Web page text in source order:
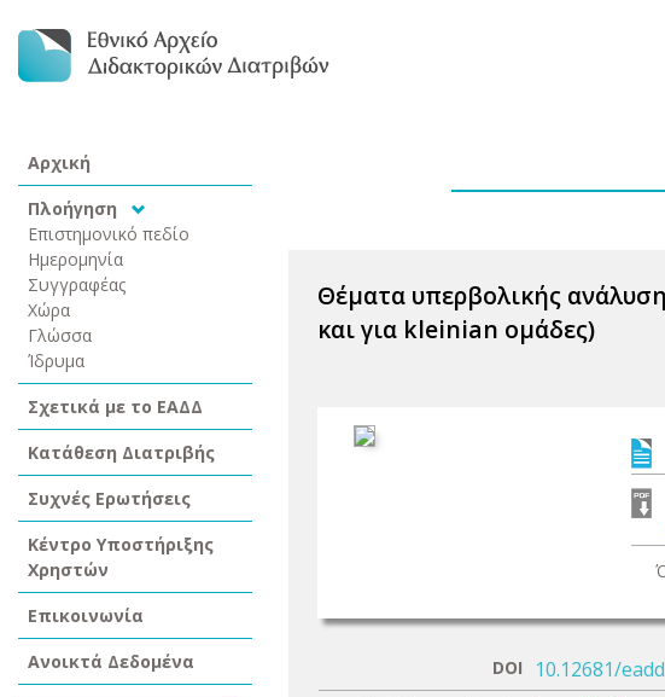
Αρχική
Πλοήγηση
Επιστημονικό πεδίο
Ημερομηνία
Συγγραφέας
Χώρα
Γλώσσα
Ίδρυμα
Σχετικά με το ΕΑΔΔ
Κατάθεση Διατριβής
Συχνές Ερωτήσεις
Κέντρο Υποστήριξης
Χρηστών
Επικοινωνία
Ανοικτά Δεδομένα
Θέματα υπερβολικής
και για kleinian ομάδες)
DOI 10.12681/